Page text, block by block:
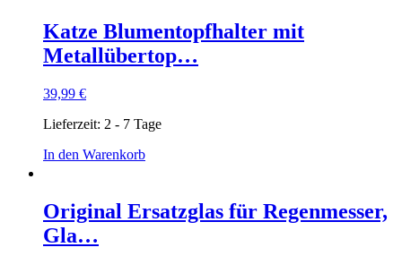
Katze Blumentopfhalter mit
Metallübertop…
39,99 €
Lieferzeit: 2 - 7 Tage
In den Warenkorb
Original Ersatzglas für Regenmesser,
Gla…